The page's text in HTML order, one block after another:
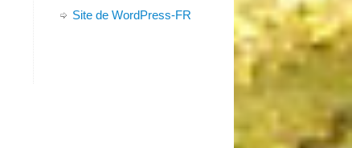
Site de WordPress-FR